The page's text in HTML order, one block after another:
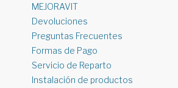
MEJORAVIT
Devoluciones
Preguntas Frecuentes
Formas de Pago
Servicio de Reparto
Instalación de productos